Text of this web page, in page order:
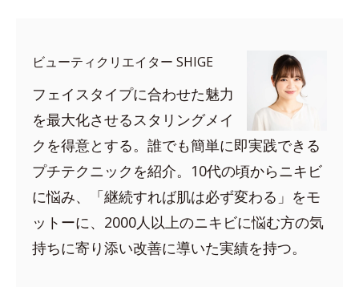
ビューティクリエイター SHIGE
フェイスタイプに合わせた魅力
を最大化させるスタリングメイ
クを得意とする。誰でも簡単に即実践できる
プチテクニックを紹介。10代の頃からニキビ
に悩み、「継続すれば肌は必ず変わる」をモ
ットーに、2000人以上のニキビに悩む方の気
持ちに寄り添い改善に導いた実績を持つ。